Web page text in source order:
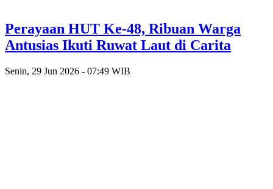
Perayaan HUT Ke-48, Ribuan Warga
Antusias Ikuti Ruwat Laut di Carita
Senin, 29 Jun 2026 - 07:49 WIB